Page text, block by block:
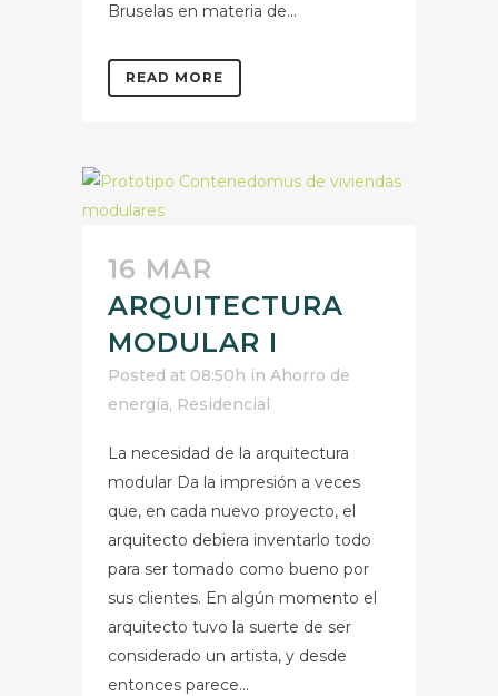
Bruselas en materia de...
READ MORE
16 MAR
ARQUITECTURA
MODULAR I
Posted at 08:50h in Ahorro de
energía, Residencial
La necesidad de la arquitectura
modular Da la impresión a veces
que, en cada nuevo proyecto, el
arquitecto debiera inventarlo todo
para ser tomado como bueno por
sus clientes. En algún momento el
arquitecto tuvo la suerte de ser
considerado un artista, y desde
entonces parece...